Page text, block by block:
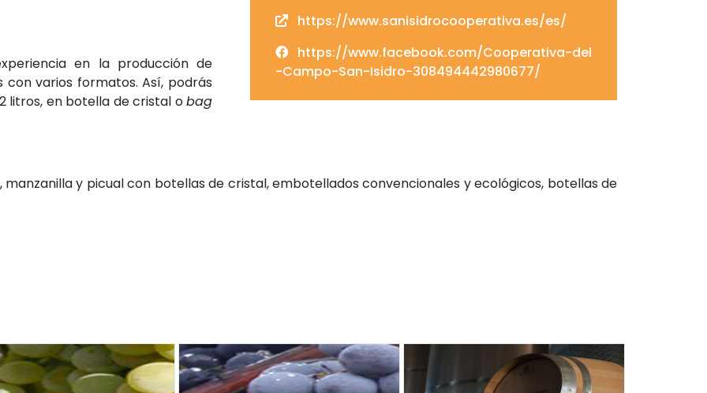
https://www.sanisidrocooperativa.es/es/
https://www.facebook.com/Cooperativa-del
-Campo-San-Isidro-308494442980677/
en la producción de
varios formatos. Así, podrás
litros, en botella de cristal obag
y picual con botellas de cristal, embotellados convencionales y ecológicos, botellas de